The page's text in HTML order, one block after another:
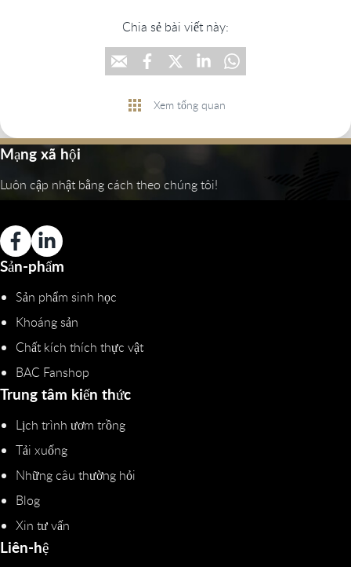
Chia sẻ bài viết này:
Xem tổng quan
Mạng xã hội
Luôn cập nhật bằng cách theo chúng tôi!
Sản-phẩm
Sản phẩm sinh học
Khoáng sản
Chất kích thích thực vật
BAC Fanshop
Trung tâm kiến thức
Lịch trình ươm trồng
Tải xuống
Những câu thường hỏi
Blog
Xin tư vấn
Liên-hệ